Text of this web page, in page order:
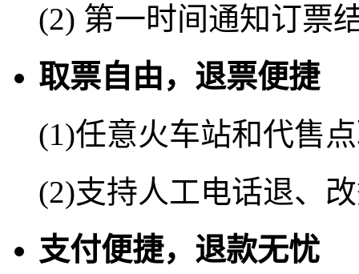
(2) 第一时间通知订票
取票自由，退票便捷
(1)任意火车站和代售
(2)支持人工电话退、
支付便捷，退款无忧